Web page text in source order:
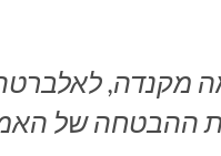
מקנדה,
ההבטחה של